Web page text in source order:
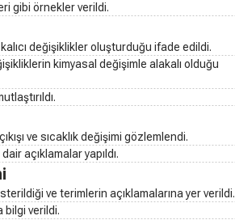
gibi örnekler verildi.
değişiklikler oluşturduğu ifade edildi.
kimyasal değişimle alakalı olduğu
ve sıcaklık değişimi gözlemlendi.
açıklamalar yapıldı.
ve terimlerin açıklamalarına yer verildi.
bilgi verildi.